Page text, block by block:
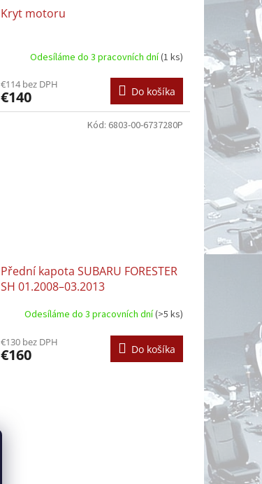
Kryt motoru
Odesíláme do 3 pracovních dní(1 ks)
€114 bez DPH
€140 Do košíka
Přední kapota SUBARU FORESTER
SH 01.2008–03.2013
Odesíláme do 3 pracovních dní(>5 ks)
€130 bez DPH
€160 Do košíka
Kód: 6803-00-6737280P